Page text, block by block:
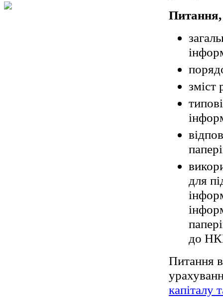
Питання,
зміст
для
до
Питання
капіталу